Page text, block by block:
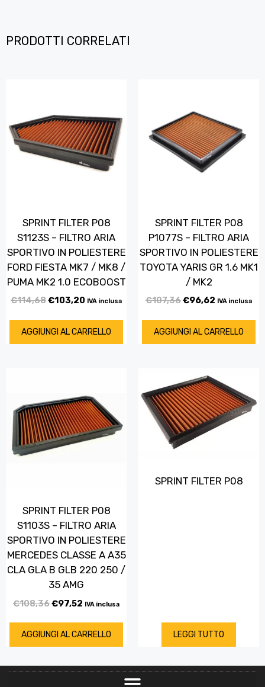
PRODOTTI CORRELATI
SPRINT FILTER P08
S1123S – FILTRO ARIA
SPORTIVO IN POLIESTERE
FORD FIESTA MK7 / MK8 /
PUMA MK2 1.0 ECOBOOST
€114,68€103,20 IVA inclusa
AGGIUNGI AL CARRELLO
SPRINT FILTER P08
P1077S – FILTRO ARIA
SPORTIVO IN POLIESTERE
TOYOTA YARIS GR 1.6 MK1
/ MK2
€107,36€96,62 IVA inclusa
AGGIUNGI AL CARRELLO
SPRINT FILTER P08
S1103S – FILTRO ARIA
SPORTIVO IN POLIESTERE
MERCEDES CLASSE A A35
CLA GLA B GLB 220 250 /
35 AMG
€108,36€97,52 IVA inclusa
AGGIUNGI AL CARRELLO
SPRINT FILTER P08
LEGGI TUTTO